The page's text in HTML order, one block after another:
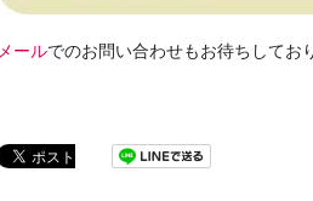
メールでのお問い合わせもお待ちしてお